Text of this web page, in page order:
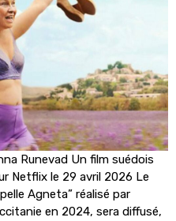
Runevad Un film suédois
Netflix le 29 avril 2026 Le
Agneta” réalisé par
en 2024, sera diffusé,